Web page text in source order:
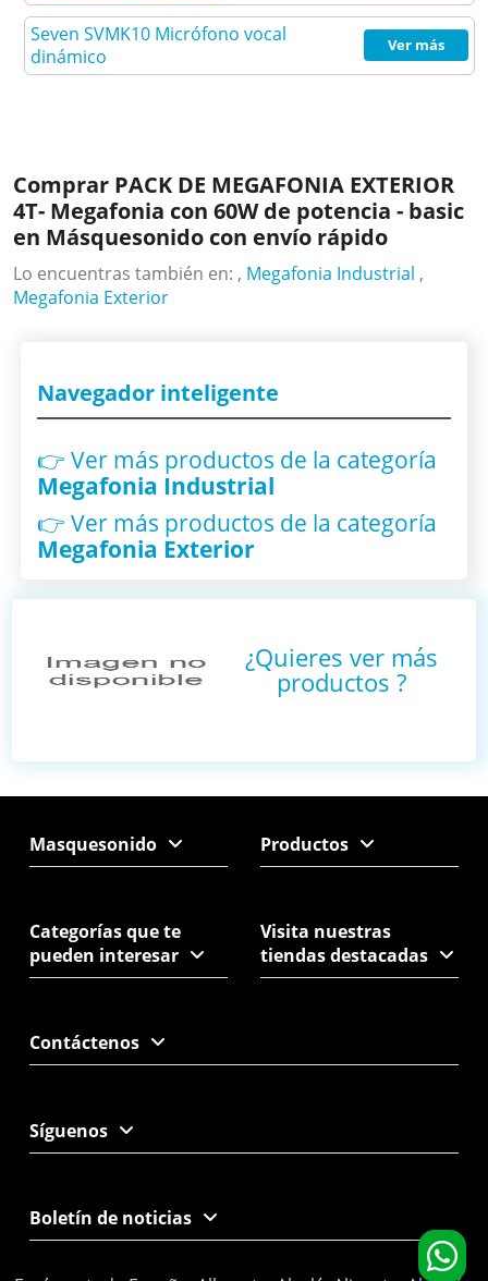
Seven SVMK10 Micrófono vocal
dinámico
Ver más
Comprar PACK DE MEGAFONIA EXTERIOR
4T- Megafonia con 60W de potencia - basic
en Másquesonido con envío rápido
Lo encuentras también en: , Megafonia Industrial ,
Megafonia Exterior
Navegador inteligente
👉 Ver más productos de la categoría
Megafonia Industrial
👉 Ver más productos de la categoría
Megafonia Exterior
¿Quieres ver más
productos?
Masquesonido Productos
Categorías que te
pueden interesar
Visita nuestras
tiendas destacadas
Contáctenos
Síguenos
Boletín de noticias